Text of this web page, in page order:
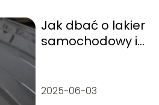
Jak dbać o lakier
samochodowy i
2025-06-03